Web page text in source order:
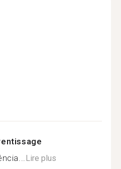
Lire plus